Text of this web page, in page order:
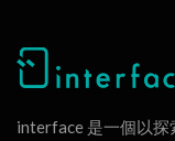
interface 是一個以探